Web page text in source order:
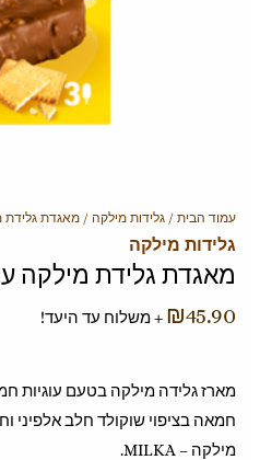
עמוד הבית /גלידות מילקה / מאגדת גלידת
גלידות מילקה
מאגדת גלידת מילקה
₪45.90 + משלוח עד היעד!
מארז גלידה מילקה בטעם עוגיות
חמאה בציפוי שוקולד חלב אלפיני
מילקה – MILKA.
כמות
של
מאגדת
גלידת
חמאה